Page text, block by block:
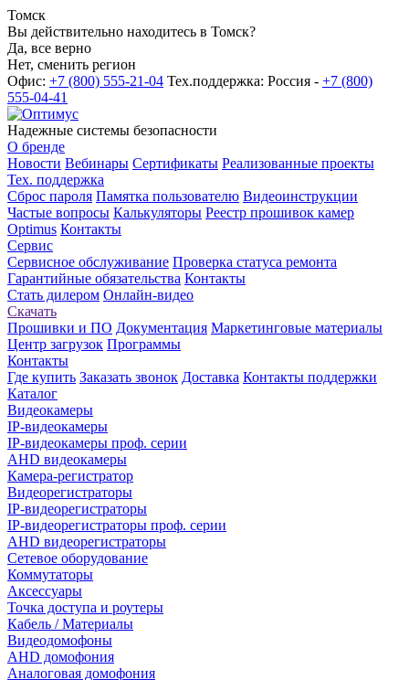
Томск
Вы действительно находитесь в Томск?
Да, все верно
Нет, сменить регион
Офис: +7 (800) 555-21-04 Тех.поддержка: Россия - +7 (800)
555-04-41
Надежные системы безопасности
О бренде
Новости Вебинары Сертификаты Реализованные проекты
Тех. поддержка
Сброс пароля Памятка пользователю Видеоинструкции
Частые вопросы Калькуляторы Реестр прошивок камер
Optimus Контакты
Сервис
Сервисное обслуживание Проверка статуса ремонта
Гарантийные обязательства Контакты
Стать дилером Онлайн-видео
Скачать
Прошивки и ПО Документация Маркетинговые материалы
Центр загрузок Программы
Контакты
Где купить Заказать звонок Доставка Контакты поддержки
Каталог
Видеокамеры
IP-видеокамеры
IP-видеокамеры проф. серии
AHD видеокамеры
Камера-регистратор
Видеорегистраторы
IP-видеорегистраторы
IP-видеорегистраторы проф. серии
AHD видеорегистраторы
Сетевое оборудование
Коммутаторы
Аксессуары
Точка доступа и роутеры
Кабель / Материалы
Видеодомофоны
AHD домофония
Аналоговая домофония